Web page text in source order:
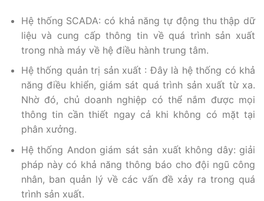
Hệ thống SCADA: có khả năng tự động thu thập dữ
liệu và cung cấp thông tin về quá trình sản xuất
trong nhà máy về hệ điều hành trung tâm.
Hệ thống quản trị sản xuất : Đây là hệ thống có khả
năng điều khiển, giám sát quá trình sản xuất từ xa.
Nhờ đó, chủ doanh nghiệp có thể nắm được mọi
thông tin cần thiết ngay cả khi không có mặt tại
phân xưởng.
Hệ thống Andon giám sát sản xuất không dây: giải
pháp này có khả năng thông báo cho đội ngũ công
nhân, ban quản lý về các vấn đề xảy ra trong quá
trình sản xuất.